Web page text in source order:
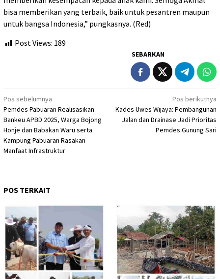
bisa memberikan yang terbaik, baik untuk pesantren maupun
untuk bangsa Indonesia,” pungkasnya. (Red)
Post Views: 189
SEBARKAN
Navigasi
pos
Pos sebelumnya
Pemdes Pabuaran Realisasikan
Bankeu APBD 2025, Warga Bojong
Honje dan Babakan Waru serta
Kampung Pabuaran Rasakan
Manfaat Infrastruktur
Pos berikutnya
Kades Uwes Wijaya: Pembangunan
Jalan dan Drainase Jadi Prioritas
Pemdes Gunung Sari
POS TERKAIT